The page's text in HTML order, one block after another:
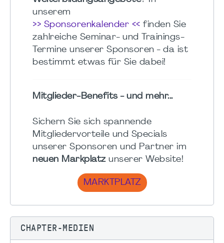
unserem
>> Sponsorenkalender << finden Sie
zahlreiche Seminar- und Trainings-
Termine unserer Sponsoren - da ist
bestimmt etwas für Sie dabei!
Mitglieder-Benefits - und mehr...
Sichern Sie sich spannende
Mitgliedervorteile und Specials
unserer Sponsoren und Partner im
neuen Markplatzunserer Website!
MARKTPLATZ
CHAPTER-MEDIEN